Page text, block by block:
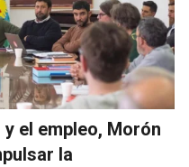
el empleo, Morón
la